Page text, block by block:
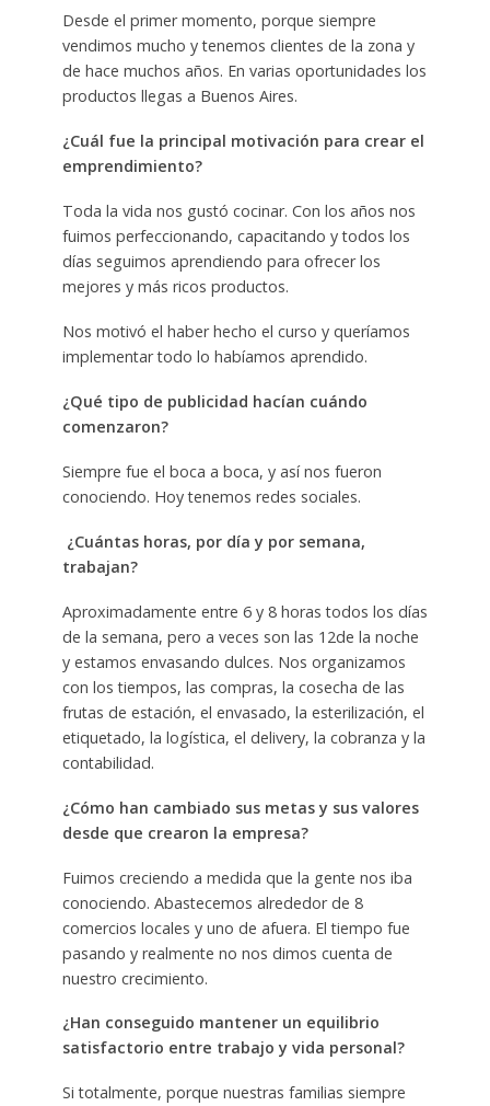
Desde el primer momento, porque siempre
vendimos mucho y tenemos clientes de la zona y
de hace muchos años. En varias oportunidades los
productos llegas a Buenos Aires.
¿Cuál fue la principal motivación para crear el
emprendimiento?
Toda la vida nos gustó cocinar. Con los años nos
fuimos perfeccionando, capacitando y todos los
días seguimos aprendiendo para ofrecer los
mejores y más ricos productos.
Nos motivó el haber hecho el curso y queríamos
implementar todo lo habíamos aprendido.
¿Qué tipo de publicidad hacían cuándo
comenzaron?
Siempre fue el boca a boca, y así nos fueron
conociendo. Hoy tenemos redes sociales.
¿Cuántas horas, por día y por semana,
trabajan?
Aproximadamente entre 6 y 8 horas todos los días
de la semana, pero a veces son las 12de la noche
y estamos envasando dulces. Nos organizamos
con los tiempos, las compras, la cosecha de las
frutas de estación, el envasado, la esterilización, el
etiquetado, la logística, el delivery, la cobranza y la
contabilidad.
¿Cómo han cambiado sus metas y sus valores
desde que crearon la empresa?
Fuimos creciendo a medida que la gente nos iba
conociendo. Abastecemos alrededor de 8
comercios locales y uno de afuera. El tiempo fue
pasando y realmente no nos dimos cuenta de
nuestro crecimiento.
¿Han conseguido mantener un equilibrio
satisfactorio entre trabajo y vida personal?
Si totalmente, porque nuestras familias siempre